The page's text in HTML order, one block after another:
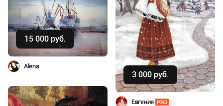
3 000 руб. Купить
Евгения PRO
15 000 руб.Купить
Alena